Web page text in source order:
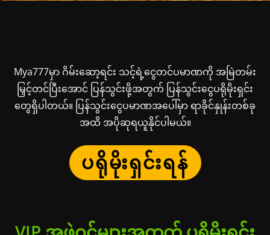
Mya777မှာ ဂိမ်းဆော့ရင်း သင့်ရဲ့ငွေတင်ပမာဏကို အမြဲတမ်း
မြှင့်တင်ပြီးအောင် ပြန်သွင်းဖို့အတွက် ပြန်သွင်းငွေပရိုမိုးရှင်း
တွေရှိပါတယ်။ ပြန်သွင်းငွေပမာဏအပေါ်မှာ ရာခိုင်နှုန်းတစ်ခု
အထိ အပိုဆုရယူနိုင်ပါမယ်။
ပရိုမိုးရှင်းရန်